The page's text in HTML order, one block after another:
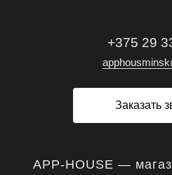
+375 29
Заказать
APP-HOUSE —